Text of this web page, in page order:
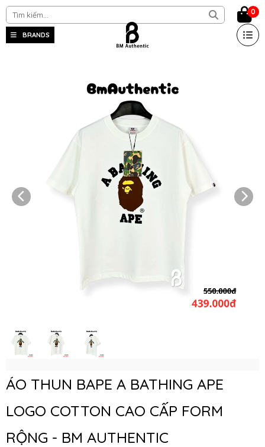
BRANDS
0
ÁO THUN BAPE A BATHING APE
LOGO COTTON CAO CẤP FORM
RỘNG - BM AUTHENTIC